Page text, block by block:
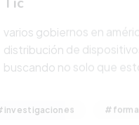
buscando no solo que
#investigaciones